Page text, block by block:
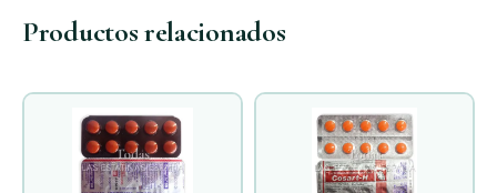
Productos relacionados